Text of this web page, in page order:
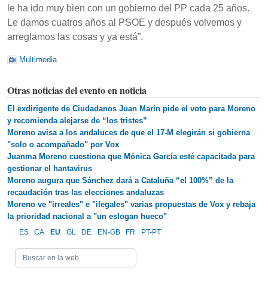
le ha ido muy bien con un gobierno del PP cada 25 años.
Le damos cuatros años al PSOE y después volvemos y
arreglamos las cosas y ya está”.
Multimedia
Otras noticias del evento en noticia
El exdirigente de Ciudadanos Juan Marín pide el voto para Moreno
y recomienda alejarse de “los tristes”
Moreno avisa a los andaluces de que el 17-M elegirán si gobierna
"solo o acompañado" por Vox
Juanma Moreno cuestiona que Mónica García esté capacitada para
gestionar el hantavirus
Moreno augura que Sánchez dará a Cataluña “el 100%” de la
recaudación tras las elecciones andaluzas
Moreno ve "irreales" e "ilegales" varias propuestas de Vox y rebaja
la prioridad nacional a "un eslogan hueco"
ES CA EU GL DE EN-GB FR PT-PT